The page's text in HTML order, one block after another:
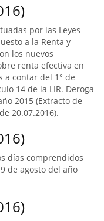
por las Leyes
a la Renta y
los nuevos
renta efectiva en
a contar del 1° de
14 de la LIR. Deroga
2015 (Extracto de
20.07.2016).
días comprendidos
de agosto del año